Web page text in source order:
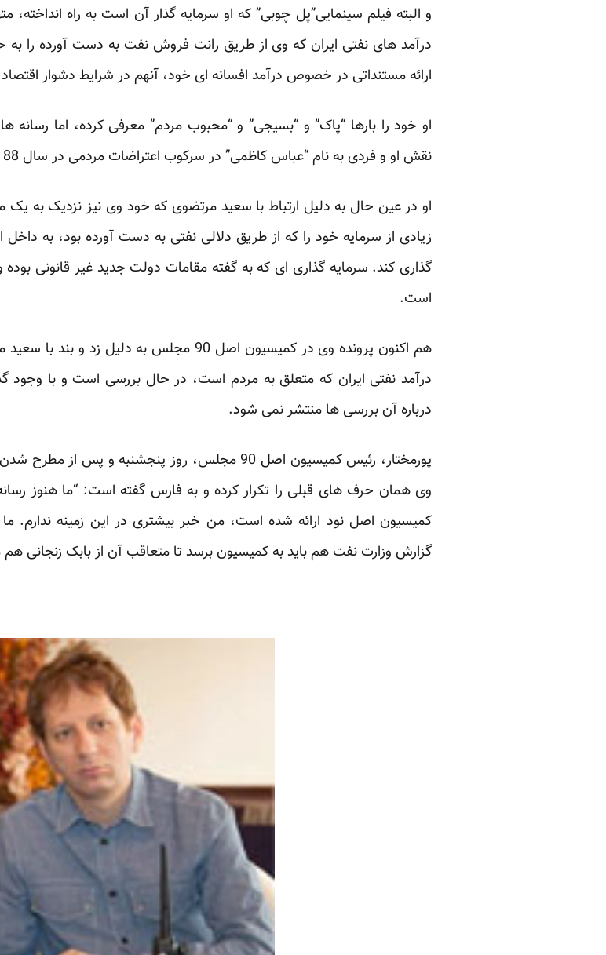
درآمد های نفتی ایران که وی از طریق رانت فروش نفت به دست آورده را به
ارائه مستنداتی در خصوص درآمد افسانه ای خود، آنهم در شرایط دشوار
او خود را بارها “پاک” و “بسیجی” و “محبوب مردم” معرفی کرده، اما
نقش او و فردی به نام “عباس کاظمی” در سرکوب اعتراضات مردمی در سال 88 منتشر شده، چیز دیگری می گوید.
او در عین حال به دلیل ارتباط با سعید مرتضوی که خود وی نیز نزدیک به
زیادی از سرمایه خود را که از طریق دلالی نفتی به دست آورده بود، به داخل
گذاری کند. سرمایه گذاری ای که به گفته مقامات دولت جدید غیر قانونی بوده
است.
درآمد نفتی ایران که متعلق به مردم است، در حال بررسی است و با
درباره آن بررسی ها منتشر نمی شود.
پورمختار، رئیس کمیسیون اصل 90 مجلس، روز پنجشنبه و
وی همان حرف های قبلی را تکرار کرده و به فارس گفته است: “ما هنوز
کمیسیون اصل نود ارائه شده است، من خبر بیشتری در این زمینه ندارم.
گزارش وزارت نفت هم باید به کمیسیون برسد تا متعاقب آن از بابک زنجانی هم